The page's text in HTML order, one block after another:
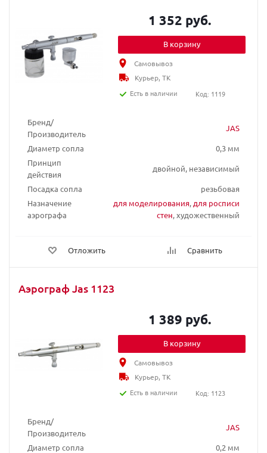
Бренд/
Производитель
JAS
Диаметр сопла
0,3 мм
Принцип
действия
двойной, независимый
Посадка сопла
резьбовая
Назначение
аэрографа
для моделирования, для росписи
стен, художественный
Отложить Сравнить
1 352 руб.
В корзину
Самовывоз
Курьер, ТК
Есть в наличии
Код: 1119
Аэрограф Jas 1123
Бренд/
Производитель
JAS
Диаметр сопла
0,2 мм
1 389 руб.
В корзину
Самовывоз
Курьер, ТК
Есть в наличии
Код: 1123